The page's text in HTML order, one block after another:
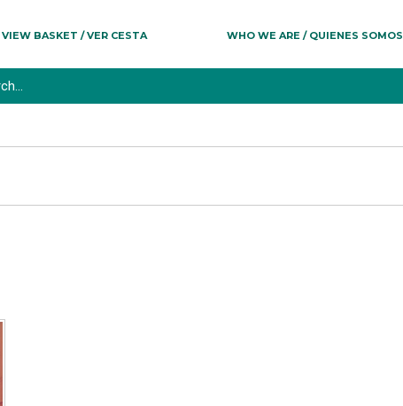
VIEW BASKET / VER CESTA WHO WE ARE / QUIENES SOMOS